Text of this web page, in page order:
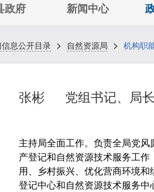
政府 新闻中心
息公开目录 > 自然资源局 > 机构职
张彬 党组书记、局长
主持局全面工作。负责全局党
产登记和自然资源技术服务工
用、乡村振兴、优化营商环境
登记中心和自然资源技术服务中